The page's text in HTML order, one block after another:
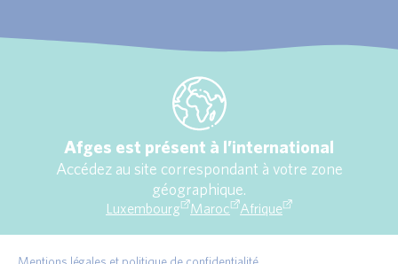
Afges est présent à l’international
Accédez au site correspondant à votre zone
géographique.
Luxembourg Maroc Afrique